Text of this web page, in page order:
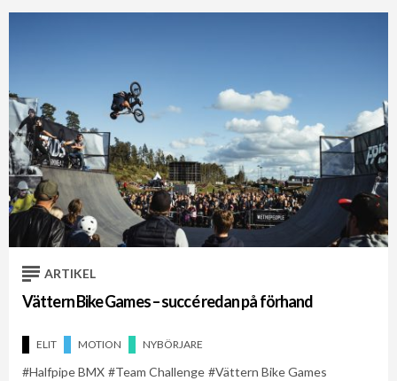
ARTIKEL
Vättern Bike Games – succé redan på förhand
ELIT MOTION NYBÖRJARE
Halfpipe BMX Team Challenge Vättern Bike Games